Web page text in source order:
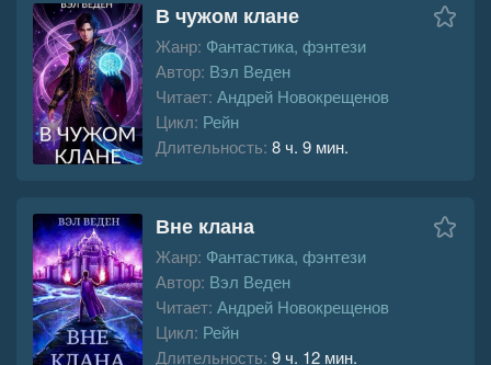
В чужом клане
Жанр: Фантастика, фэнтези
Автор: Вэл Веден
Читает: Андрей Новокрещенов
Цикл: Рейн
Длительность: 8 ч. 9 мин.
Вне клана
Жанр: Фантастика, фэнтези
Автор: Вэл Веден
Читает: Андрей Новокрещенов
Цикл: Рейн
Длительность: 9 ч. 12 мин.